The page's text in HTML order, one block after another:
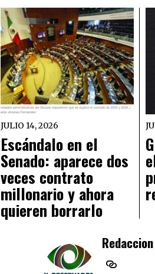
JULIO 14, 2026
Escándalo en el
Senado: aparece dos
veces contrato
millonario y ahora
quieren borrarlo
Redaccion